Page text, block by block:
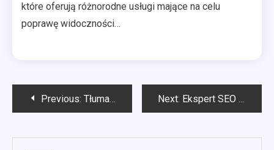
które oferują różnorodne usługi mające na celu
poprawę widoczności…
Nawigacja
Previous: Tłumacz prawny Next: Ekspert SEO Kielce